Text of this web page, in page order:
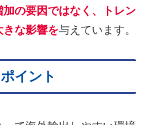
の要因ではなく、トレン
きな影響を与えています。
イント